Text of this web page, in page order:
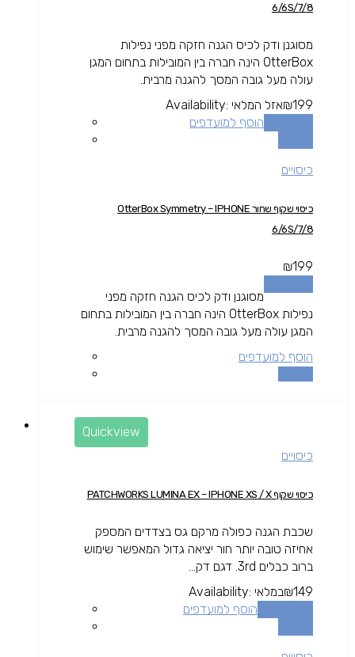
6/6S/7/8
מסוגנן ודק לכיס הגנה חזקה מפני נפילות
OtterBox הינה חברה בין המובילות בתחום המגן
עולה מעל גובה המסך להגנה מרבית.
₪199
Availability: אזל המלאי
הוסף למועדפים
כיסויים
כיסוי שקוף שחור OtterBox Symmetry – IPHONE
6/6S/7/8
₪199
מסוגנן ודק לכיס הגנה חזקה מפני
נפילות OtterBox הינה חברה בין המובילות בתחום
המגן עולה מעל גובה המסך להגנה מרבית.
הוסף למועדפים
Quickview
כיסויים
כיסוי שקוף PATCHWORKS LUMINA EX – IPHONE XS / X
שכבת הגנה כפולה מרקם גס בצדדים המספק
אחיזה טובה יותר חור יציאה גדול המאפשר שימוש
ברוב כבלים 3rd. דגם דק...
₪149
Availability: במלאי
הוסף למועדפים